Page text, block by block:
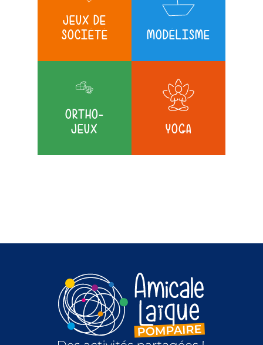
JEUX DE
SOCIÉTÉ
MODÉLISME
ORTHO-
JEUX
YOGA